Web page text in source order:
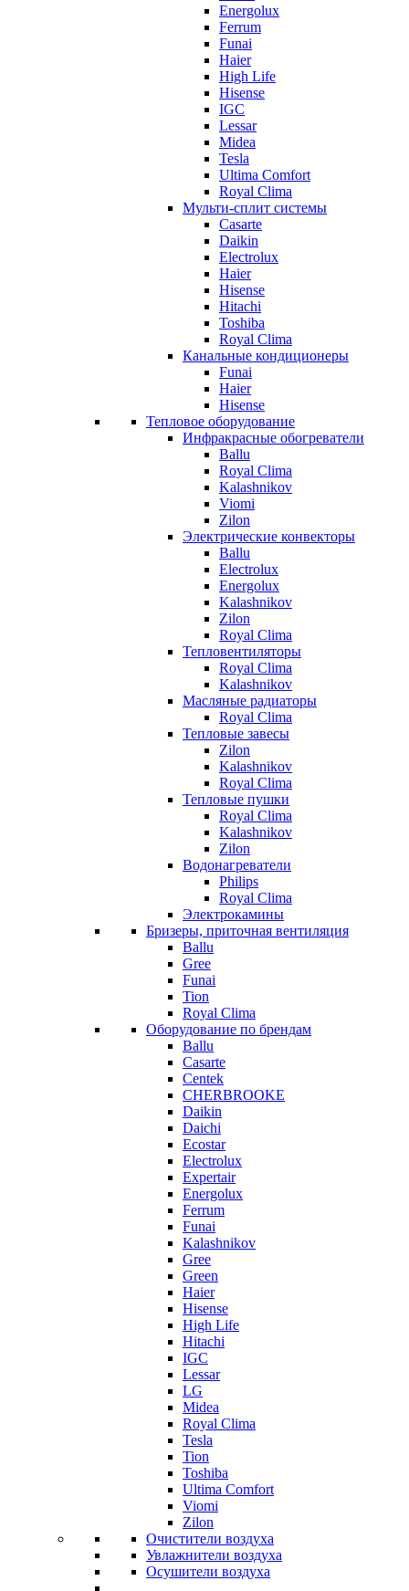
Energolux
Ferrum
Funai
Haier
High Life
Hisense
IGC
Lessar
Midea
Tesla
Ultima Comfort
Royal Clima
Мульти-сплит системы
Casarte
Daikin
Electrolux
Haier
Hisense
Hitachi
Toshiba
Royal Clima
Канальные кондиционеры
Funai
Haier
Hisense
Тепловое оборудование
Инфракрасные обогреватели
Ballu
Royal Clima
Kalashnikov
Viomi
Zilon
Электрические конвекторы
Ballu
Electrolux
Energolux
Kalashnikov
Zilon
Royal Clima
Тепловентиляторы
Royal Clima
Kalashnikov
Масляные радиаторы
Royal Clima
Тепловые завесы
Zilon
Kalashnikov
Royal Clima
Тепловые пушки
Royal Clima
Kalashnikov
Zilon
Водонагреватели
Philips
Royal Clima
Электрокамины
Бризеры, приточная вентиляция
Ballu
Gree
Funai
Tion
Royal Clima
Оборудование по брендам
Ballu
Casarte
Centek
CHERBROOKE
Daikin
Daichi
Ecostar
Electrolux
Expertair
Energolux
Ferrum
Funai
Kalashnikov
Gree
Grеen
Haier
Hisense
High Life
Hitachi
IGC
Lessar
LG
Midea
Royal Clima
Tesla
Tion
Toshiba
Ultima Comfort
Viomi
Zilon
Очистители воздуха
Увлажнители воздуха
Осушители воздуха